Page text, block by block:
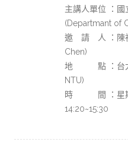
主講人單位 ：國
(Departmant of
邀 請 人 ：陳
Chen)
地 點 ：台大德
NTU)
時 間 ：星期
14:20~15:30